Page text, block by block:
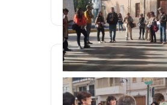
+ Add to Google